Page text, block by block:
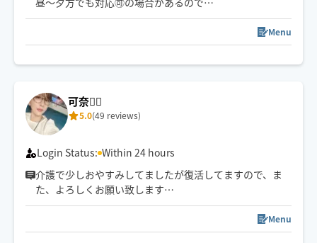
お気軽にご相談ください☺️
※倉敷市は中庄までとさせてくださいm(_ _)m
Menu
可奈🙋‍♀️
5.0(49 reviews)
Login Status: Within 24 hours
介護で少しおやすみしてましたが復活してますので、ま
た、よろしくお願い致します
🤚✨🥰気✨血✨水の流れをスムーズに✨お一人お一人に合
わせたリンパトリートメント、ほぐしを日々の疲れを流
します
Menu